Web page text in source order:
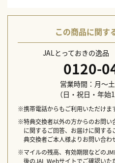
この商品に関す
JALとっておきの逸品
0120-
営業時間：月～
（日・祝日・年始
※携帯電話からもご利用いただけます
※特典交換者以外の方からのお問い
に関するご回答、お届けに関す
典交換者ご本人様よりお問い合わ
※マイルの残高、有効期限などの
後のJAL Webサイトでご確認い